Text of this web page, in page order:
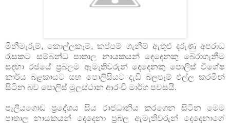
මිනීමැරුම්, කොල්ලකෑම්, කප්පම් ගැනීම් ඇතුළු දරුණු අපරාධ
රැසකට සම්බන්ධ පාතාල නායකයන් දෙදෙනකු බේරාගැනීම
සඳහා රජයේ ප්‍රබලම ඇමැතිවරුන් දෙදෙනකු පොලිස්‌ විශේෂ
කාර්ය බළකායට සහ පොලිසියට දැඩි බලපෑම් එල්ල කරමින්
සිටින බව පොලිස්‌ මූලස්‌ථාන ආරංචි මාර්ග පවසයි.
පෑලියගොඩ ප්‍රදේශය සිය රාජධානිය කරගෙන සිටින මෙම
පාතාල නායකයන් දෙදෙනා ප්‍රබල ඇමැතිවරුන් දෙදෙනාගේ